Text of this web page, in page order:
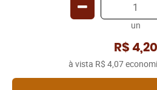
un
R$ 4,20
à vista R$ 4,07